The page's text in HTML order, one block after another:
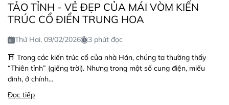
TẢO TỈNH - VẺ ĐẸP CỦA MÁI VÒM KIẾN
TRÚC CỔ ĐIỂN TRUNG HOA
Thứ Hai, 09/02/2026
3 phút đọc
⛩️ Trong các kiến trúc cổ của nhà Hán, chúng ta thường thấy
“Thiên tỉnh” (giếng trời). Nhưng trong một số cung điện, miếu
đình, ở chính...
Đọc tiếp